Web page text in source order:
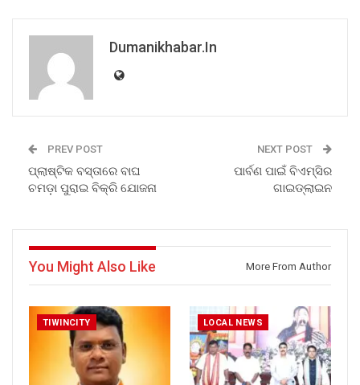
Dumanikhabar.in
PREV POST
ପ୍ଲାଷ୍ଟିକ ବସ୍ତାରେ ବାଘ
ଚମଡ଼ା ପୁରାଇ ବିକ୍ରି ଯୋଜନା
NEXT POST
ପାର୍ବଣ ପାଇଁ ବିଏମ୍ସିର
ଗାଇଡ୍ଲାଇନ
You Might Also Like More From Author
TIWINCITY LOCAL NEWS